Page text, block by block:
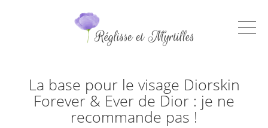
La base pour le visage Diorskin
Forever & Ever de Dior : je ne
recommande pas !